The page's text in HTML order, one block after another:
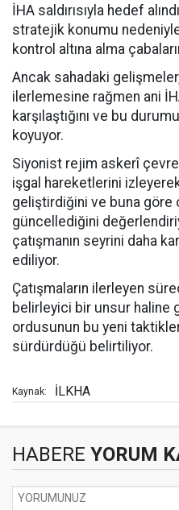
İHA saldırısıyla hedef
stratejik konumu
kontrol altına alma
Ancak sahadaki
ilerlemesine rağmen ani
karşılaştığını ve bu
koyuyor.
Siyonist rejim askerî
işgal hareketlerini
geliştirdiğini ve buna göre
güncellediğini
çatışmanın seyrini daha
ediliyor.
Çatışmaların ilerleyen
belirleyici bir unsur haline
ordusunun bu yeni
sürdürdüğü belirtiliyor.
Kaynak: İLKHA
HABERE YORUM